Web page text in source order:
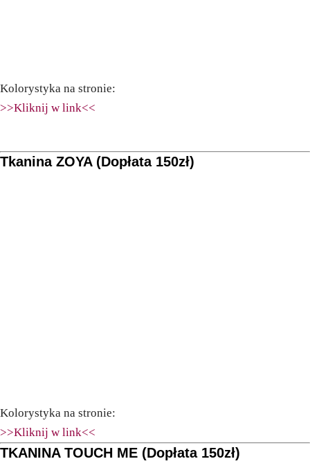
Kolorystyka na stronie:
>>Kliknij w link<<
Tkanina ZOYA (Dopłata 150zł)
Kolorystyka na stronie:
>>Kliknij w link<<
TKANINA TOUCH ME (Dopłata 150zł)